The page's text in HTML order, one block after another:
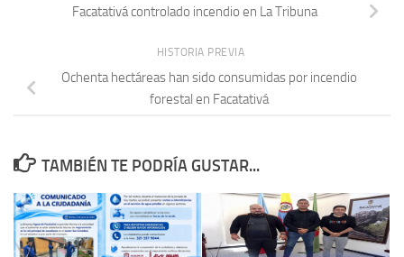
Facatativá controlado incendio en La Tribuna
HISTORIA PREVIA
Ochenta hectáreas han sido consumidas por incendio
forestal en Facatativá
TAMBIÉN TE PODRÍA GUSTAR...